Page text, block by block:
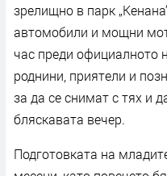
зрелищно в парк
автомобили и мощни
час преди официалното
роднини, приятели и
за да се снимат с тях и
бляскавата вечер.
Подготовката на